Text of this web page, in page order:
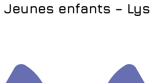
Jeunes enfants – Lys